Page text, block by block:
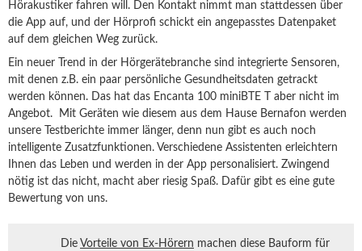
Hörakustiker fahren will. Den Kontakt nimmt man stattdessen über
die App auf, und der Hörprofi schickt ein angepasstes Datenpaket
auf dem gleichen Weg zurück.
Ein neuer Trend in der Hörgerätebranche sind integrierte Sensoren,
mit denen z.B. ein paar persönliche Gesundheitsdaten getrackt
werden können. Das hat das Encanta 100 miniBTE T aber nicht im
Angebot. Mit Geräten wie diesem aus dem Hause Bernafon werden
unsere Testberichte immer länger, denn nun gibt es auch noch
intelligente Zusatzfunktionen. Verschiedene Assistenten erleichtern
Ihnen das Leben und werden in der App personalisiert. Zwingend
nötig ist das nicht, macht aber riesig Spaß. Dafür gibt es eine gute
Bewertung von uns.
Die Vorteile von Ex-Hörern machen diese Bauform für